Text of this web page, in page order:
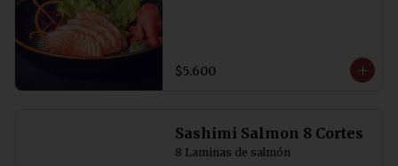
$5.600
Sashimi Salmon 8 Cortes
8 Laminas de salmón